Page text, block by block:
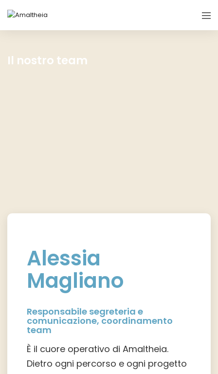
Il nostro team
Alessia
Magliano
Responsabile segreteria e
comunicazione, coordinamento
team
È il cuore operativo di Amaltheia.
Dietro ogni percorso e ogni progetto